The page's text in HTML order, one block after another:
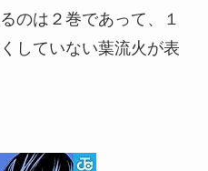
のは２巻であって、１
していない葉流火が表